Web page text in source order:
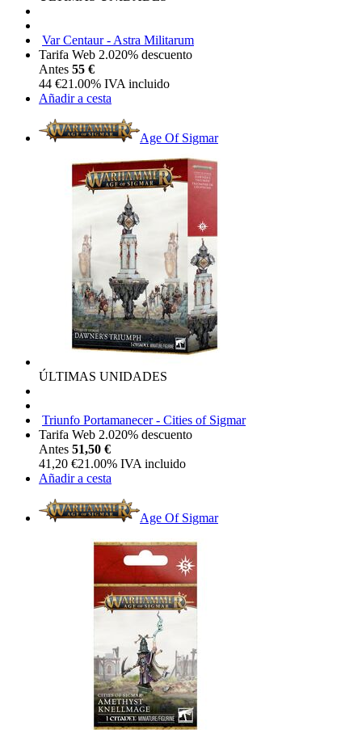
Var Centaur - Astra Militarum
Tarifa Web 2.020% descuento
Antes 55 €
44 €21.00% IVA incluido
Añadir a cesta
Age Of Sigmar
ÚLTIMAS UNIDADES
Triunfo Portamanecer - Cities of Sigmar
Tarifa Web 2.020% descuento
Antes 51,50 €
41,20 €21.00% IVA incluido
Añadir a cesta
Age Of Sigmar